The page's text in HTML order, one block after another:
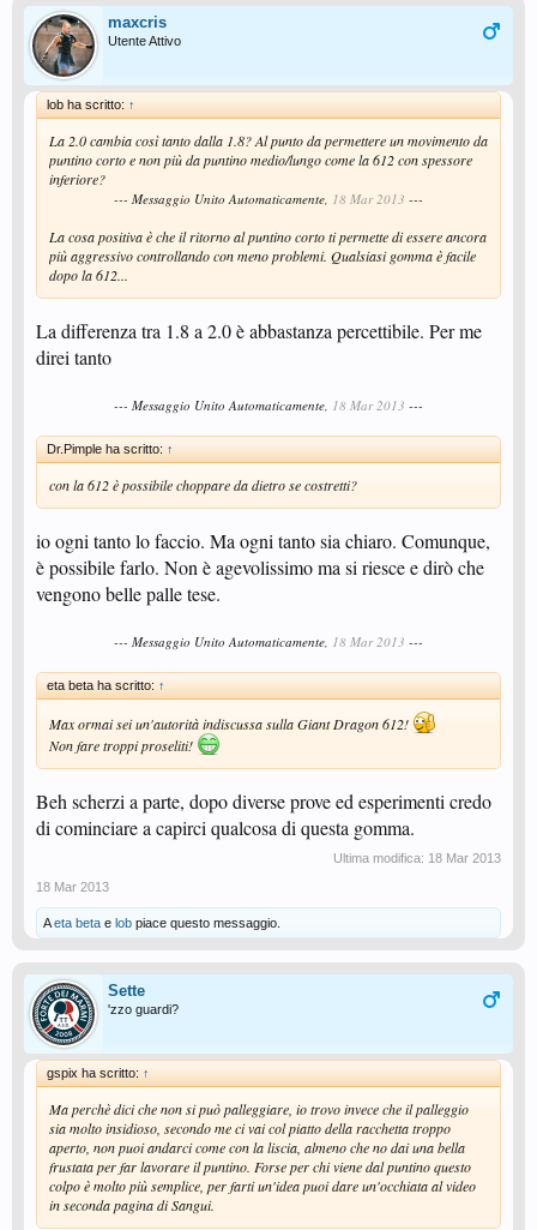
maxcris
Utente Attivo
lob ha scritto: ↑
La 2.0 cambia così tanto dalla 1.8? Al punto da permettere un movimento da
puntino corto e non più da puntino medio/lungo come la 612 con spessore
inferiore?
--- Messaggio Unito Automaticamente, 18 Mar 2013 ---
La cosa positiva è che il ritorno al puntino corto ti permette di essere ancora
più aggressivo controllando con meno problemi. Qualsiasi gomma è facile
dopo la 612...
La differenza tra 1.8 a 2.0 è abbastanza percettibile. Per me
direi tanto
--- Messaggio Unito Automaticamente, 18 Mar 2013 ---
Dr.Pimple ha scritto: ↑
con la 612 è possibile choppare da dietro se costretti?
io ogni tanto lo faccio. Ma ogni tanto sia chiaro. Comunque,
è possibile farlo. Non è agevolissimo ma si riesce e dirò che
vengono belle palle tese.
--- Messaggio Unito Automaticamente, 18 Mar 2013 ---
eta beta ha scritto: ↑
Max ormai sei un'autorità indiscussa sulla Giant Dragon 612!
Non fare troppi proseliti!
Beh scherzi a parte, dopo diverse prove ed esperimenti credo
di cominciare a capirci qualcosa di questa gomma.
Ultima modifica: 18 Mar 2013
18 Mar 2013
Aeta beta e lob piace questo messaggio.
Sette
'zzo guardi?
gspix ha scritto: ↑
Ma perchè dici che non si può palleggiare, io trovo invece che il palleggio
sia molto insidioso, secondo me ci vai col piatto della racchetta troppo
aperto, non puoi andarci come con la liscia, almeno che no dai una bella
frustata per far lavorare il puntino. Forse per chi viene dal puntino questo
colpo è molto più semplice, per farti un'idea puoi dare un'occhiata al video
in seconda pagina di Sangui.